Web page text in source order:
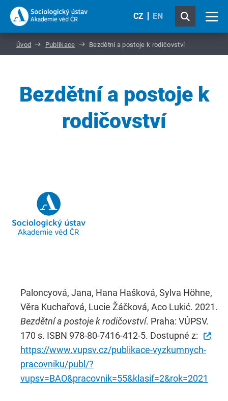
CZ EN
Úvod Publikace Bezdětní a postoje k rodičovství
Bezdětní a postoje k
rodičovství
Paloncyová, Jana, Hana Hašková, Sylva Höhne,
Věra Kuchařová, Lucie Žáčková, Aco Lukić. 2021.
Bezdětní a postoje k rodičovství. Praha: VÚPSV.
170 s. ISBN 978-80-7416-412-5. Dostupné z:
https://www.vupsv.cz/publikace-vyzkumnych-
pracovniku/publ/?
vupsv=BAO&pracovnik=55&klasif=2&rok=2021